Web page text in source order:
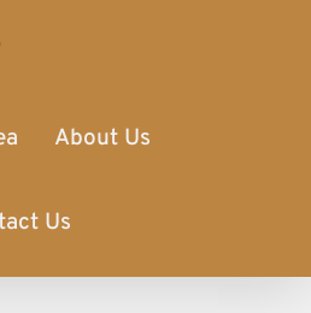
About Us
Us